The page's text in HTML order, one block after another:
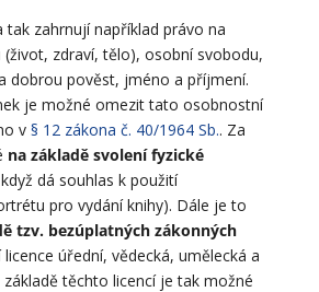
tak zahrnují například právo na
zdraví, tělo), osobní svobodu,
dobrou pověst, jméno a příjmení.
je možné omezit tato osobnostní
v § 12 zákona č. 40/1964 Sb.. Za
na základě svolení fyzické
dá souhlas k použití
pro vydání knihy). Dále je to
tzv. bezúplatných zákonných
úřední, vědecká, umělecká a
těchto licencí je tak možné